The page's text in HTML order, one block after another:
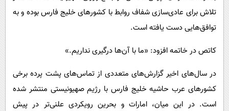
تلاش برای عادی‌سازی شفاف روابط با کشورهای خلیج فارس بوده و به
توافق‌هایی دست یافته است.
کاتص در خاتمه افزود: «ما با آن‌ها درگیری نداریم.»
در سال‌های اخیر گزارش‌های متعددی از تماس‌های پشت پرده برخی
کشورهای عرب حاشیه خلیج فارس با رژیم صهیونیستی منتشر شده
است. در این میان، امارات و بحرین رویکردی علنی‌تر در پیش